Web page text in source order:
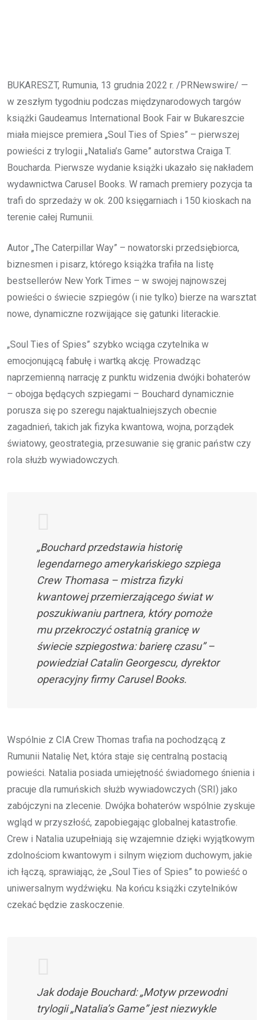
BUKARESZT, Rumunia, 13 grudnia 2022 r. /PRNewswire/ —
w zeszłym tygodniu podczas międzynarodowych targów
książki Gaudeamus International Book Fair w Bukareszcie
miała miejsce premiera „Soul Ties of Spies” – pierwszej
powieści z trylogii „Natalia’s Game” autorstwa Craiga T.
Boucharda. Pierwsze wydanie książki ukazało się nakładem
wydawnictwa Carusel Books. W ramach premiery pozycja ta
trafi do sprzedaży w ok. 200 księgarniach i 150 kioskach na
terenie całej Rumunii.
Autor „The Caterpillar Way” – nowatorski przedsiębiorca,
biznesmen i pisarz, którego książka trafiła na listę
bestsellerów New York Times – w swojej najnowszej
powieści o świecie szpiegów (i nie tylko) bierze na warsztat
nowe, dynamiczne rozwijające się gatunki literackie.
„Soul Ties of Spies” szybko wciąga czytelnika w
emocjonującą fabułę i wartką akcję. Prowadząc
naprzemienną narrację z punktu widzenia dwójki bohaterów
– obojga będących szpiegami – Bouchard dynamicznie
porusza się po szeregu najaktualniejszych obecnie
zagadnień, takich jak fizyka kwantowa, wojna, porządek
światowy, geostrategia, przesuwanie się granic państw czy
rola służb wywiadowczych.
„Bouchard przedstawia historię
legendarnego amerykańskiego szpiega
Crew Thomasa – mistrza fizyki
kwantowej przemierzającego świat w
poszukiwaniu partnera, który pomoże
mu przekroczyć ostatnią granicę w
świecie szpiegostwa: barierę czasu” –
powiedział Catalin Georgescu, dyrektor
operacyjny firmy Carusel Books.
Wspólnie z CIA Crew Thomas trafia na pochodzącą z
Rumunii Natalię Net, która staje się centralną postacią
powieści. Natalia posiada umiejętność świadomego śnienia i
pracuje dla rumuńskich służb wywiadowczych (SRI) jako
zabójczyni na zlecenie. Dwójka bohaterów wspólnie zyskuje
wgląd w przyszłość, zapobiegając globalnej katastrofie.
Crew i Natalia uzupełniają się wzajemnie dzięki wyjątkowym
zdolnościom kwantowym i silnym więziom duchowym, jakie
ich łączą, sprawiając, że „Soul Ties of Spies” to powieść o
uniwersalnym wydźwięku. Na końcu książki czytelników
czekać będzie zaskoczenie.
Jak dodaje Bouchard: „Motyw przewodni
trylogii „Natalia’s Game” jest niezwykle